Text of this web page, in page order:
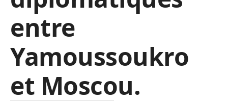
entre
Yamoussoukro
et Moscou.